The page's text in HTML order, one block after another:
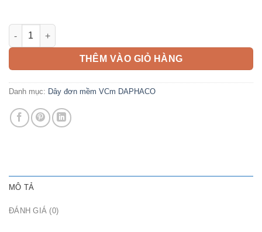
Dây đơn mềm VCm 10mm2 DAPHACO số lượng
THÊM VÀO GIỎ HÀNG
Danh mục: Dây đơn mềm VCm DAPHACO
MÔ TẢ
ĐÁNH GIÁ (0)